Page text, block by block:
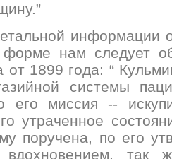
информации
форме нам следует
от 1899 года: “
системы
его миссия --
утраченное
поручена, по его
вдохновением,